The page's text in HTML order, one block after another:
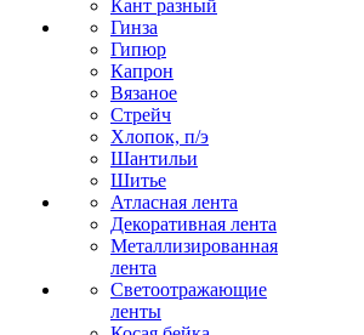
Кант разный
Гинза
Гипюр
Капрон
Вязаное
Стрейч
Хлопок, п/э
Шантильи
Шитье
Атласная лента
Декоративная лента
Металлизированная
лента
Светоотражающие
ленты